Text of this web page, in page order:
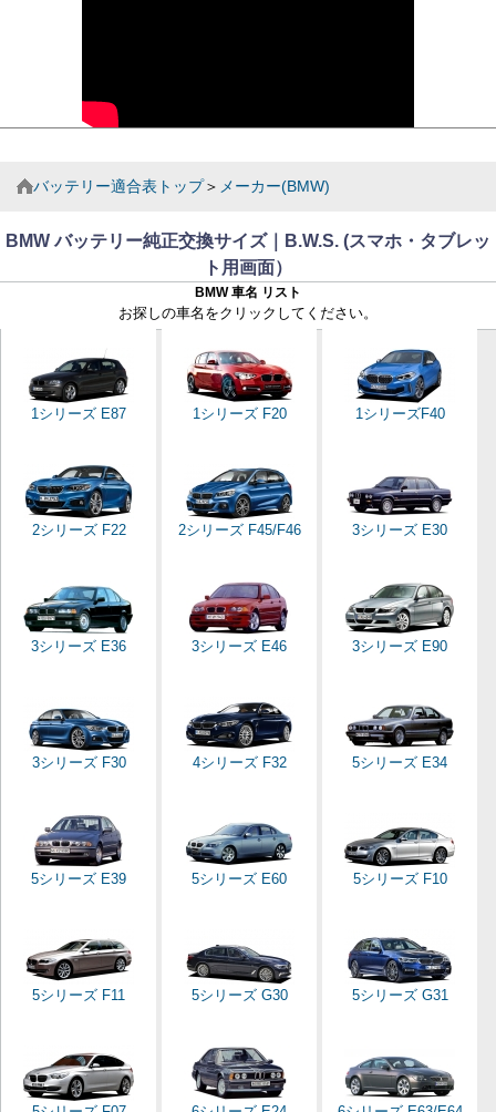
バッテリー適合表トップ＞ メーカー(BMW)
BMW バッテリー純正交換サイズ｜B.W.S. (スマホ・タブレッ
ト用画面）
BMW 車名 リスト
お探しの車名をクリックしてください。
1シリーズ E87 1シリーズ F20 1シリーズF40
2シリーズ F22 2シリーズ F45/F46 3シリーズ E30
3シリーズ E36 3シリーズ E46 3シリーズ E90
3シリーズ F30 4シリーズ F32 5シリーズ E34
5シリーズ E39 5シリーズ E60 5シリーズ F10
5シリーズ F11 5シリーズ G30 5シリーズ G31